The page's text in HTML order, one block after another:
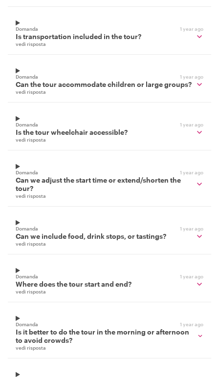
Domanda 1 year ago
Is transportation included in the tour?
vedi risposta
Domanda 1 year ago
Can the tour accommodate children or large groups?
vedi risposta
Domanda 1 year ago
Is the tour wheelchair accessible?
vedi risposta
Domanda 1 year ago
Can we adjust the start time or extend/shorten the
tour?
vedi risposta
Domanda 1 year ago
Can we include food, drink stops, or tastings?
vedi risposta
Domanda 1 year ago
Where does the tour start and end?
vedi risposta
Domanda 1 year ago
Is it better to do the tour in the morning or afternoon
to avoid crowds?
vedi risposta